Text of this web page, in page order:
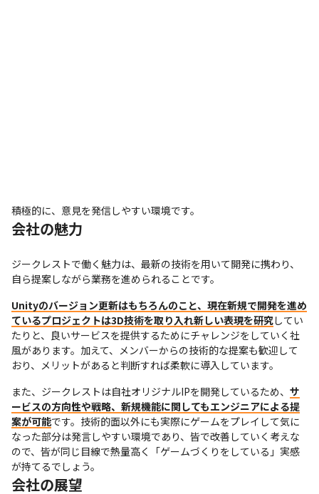
積極的に、意見を発信しやすい環境です。
会社の魅力
ジークレストで働く魅力は、最新の技術を用いて開発に携わり、
自ら提案しながら業務を進められることです。
Unityのバージョン更新はもちろんのこと、現在新規で開発を進め
ているプロジェクトは3D技術を取り入れ新しい表現を研究してい
たりと、良いサービスを提供するためにチャレンジをしていく社
風があります。加えて、メンバーからの技術的な提案も歓迎して
おり、メリットがあると判断すれば柔軟に導入しています。
また、ジークレストは自社オリジナルIPを開発しているため、 サ
ービスの方向性や戦略、新規機能に関してもエンジニアによる提
案が可能です。技術的面以外にも実際にゲームをプレイして気に
なった部分は発言しやすい環境であり、皆で改善していく考えな
ので、皆が同じ目線で熱量高く「ゲームづくりをしている」実感
が持てるでしょう。
会社の展望